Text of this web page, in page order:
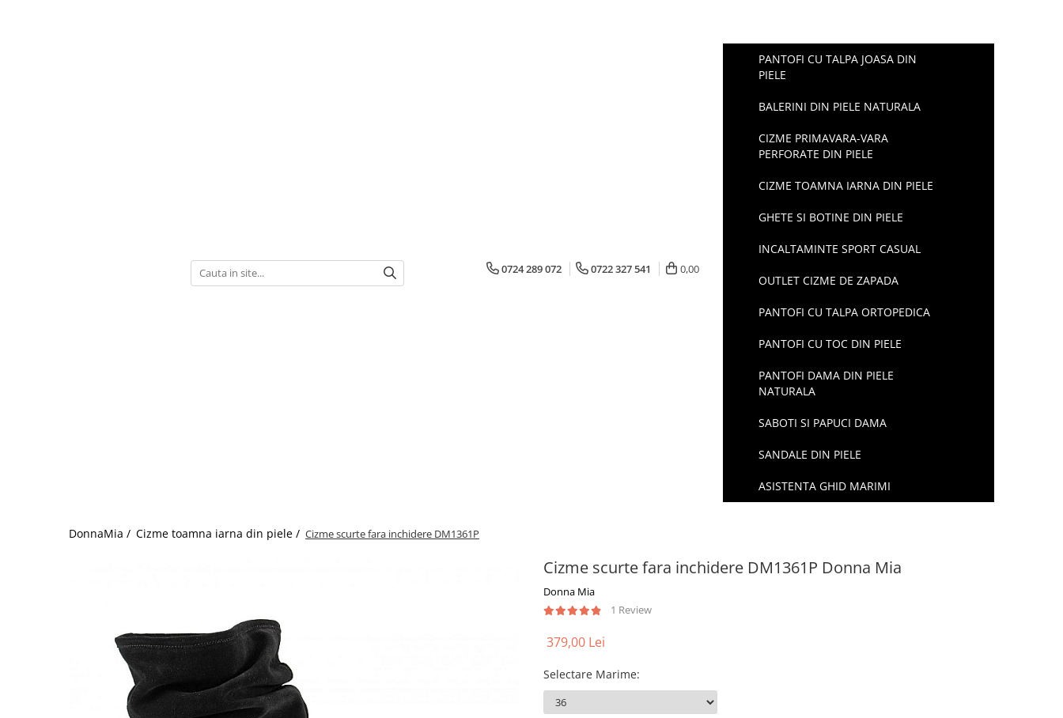
0724 289 072 0722 327 541 0,00
PANTOFI CU TALPA JOASA DIN
PIELE
BALERINI DIN PIELE NATURALA
CIZME PRIMAVARA-VARA
PERFORATE DIN PIELE
CIZME TOAMNA IARNA DIN PIELE
GHETE SI BOTINE DIN PIELE
INCALTAMINTE SPORT CASUAL
OUTLET CIZME DE ZAPADA
PANTOFI CU TALPA ORTOPEDICA
PANTOFI CU TOC DIN PIELE
PANTOFI DAMA DIN PIELE
NATURALA
SABOTI SI PAPUCI DAMA
SANDALE DIN PIELE
ASISTENTA GHID MARIMI
DonnaMia / Cizme toamna iarna din piele / Cizme scurte fara inchidere DM1361P
Cizme scurte fara inchidere DM1361P Donna Mia
Donna Mia
1 Review
379,00 Lei
Selectare Marime: